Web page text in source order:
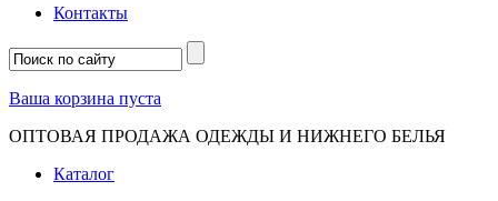
Контакты
Ваша корзина пуста
ОПТОВАЯ ПРОДАЖА ОДЕЖДЫ И НИЖНЕГО БЕЛЬЯ
Каталог